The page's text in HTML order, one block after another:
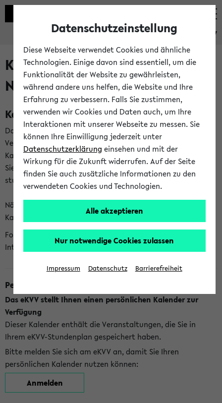
eKVV
Kalenderintegration und
Newsfeeds
Kalenderintegration
Das eKVV bietet Ihnen die Möglichkeit,
Veranstaltungstermine in eine Vielzahl von
Kalenderanwendungen einzubinden. Auf diese Weise können
Sie einen gemeinsamen Überblick über Ihre privaten und
studienbezogenen Termine erhalten.
Näheres zu Vorteilen und Funktionsweise der
Kalenderintegration können Sie auf unserer
Folgende Kalender bietet Ihnen das eKVV derzeit zur
Integration an:
Persönlicher Kalender
Das eKVV stellt Ihnen einen persönlichen Kalender zur
Verfügung
Dieser Kalender enthält die Veranstaltungen, die Sie in
Ihrem eKVV-Stundenplan gespeichert haben.
Bitte melden Sie sich am eKVV an, damit Sie Ihren
persönlichen Kalender nutzen können:
Anmelden
Datenschutzeinstellung
Diese Webseite verwendet Cookies und ähnliche
Technologien. Einige davon sind essentiell, um die
Funktionalität der Website zu gewährleisten,
während andere uns helfen, die Website und Ihre
Erfahrung zu verbessern. Falls Sie zustimmen,
verwenden wir Cookies und Daten auch, um Ihre
Interaktionen mit unserer Webseite zu messen. Sie
können Ihre Einwilligung jederzeit unter
Datenschutzerklärung einsehen und mit der
Wirkung für die Zukunft widerrufen. Auf der Seite
finden Sie auch zusätzliche Informationen zu den
verwendeten Cookies und Technologien.
Alle akzeptieren
Nur notwendige Cookies zulassen
Impressum Datenschutz Barrierefreiheit